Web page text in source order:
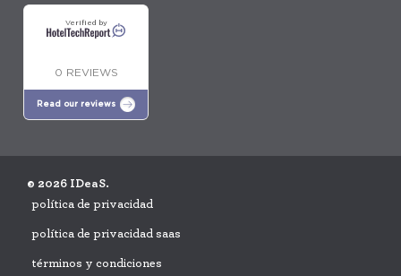
Verified by
0 REVIEWS
Read our reviews
© 2026 IDeaS.
política de privacidad
política de privacidad saas
términos y condiciones